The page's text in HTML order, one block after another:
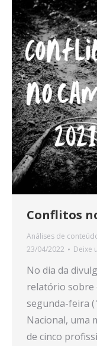
Conflitos
Análises de
23/04/2022
Deixe
No dia da
relatório sobre
segunda-feira
Nacional, uma
de cinco